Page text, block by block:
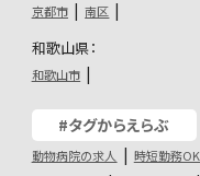
京都市 南区
和歌山県：
和歌山市
#タグからえらぶ
動物病院の求人 時短勤務OK